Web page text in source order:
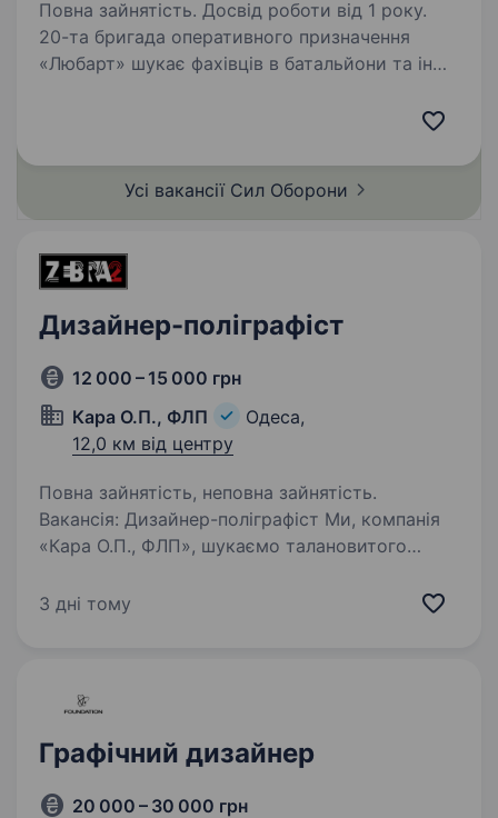
Повна зайнятість. Досвід роботи від 1 року.
20-та бригада оперативного призначення
«Любарт» шукає фахівців в батальйони та інші
Усі вакансії Сил Оборони
Дизайнер-поліграфіст
12 000 – 15 000 грн
Кара О.П., ФЛП
Одеса,
12,0 км від центру
Повна зайнятість, неповна зайнятість.
Вакансія: Дизайнер-поліграфіст Ми, компанія
«Кара О.П., ФЛП», шукаємо талановитого
роботи в нашому офісі в місті Одеса. Наша
3 дні тому
Графічний дизайнер
20 000 – 30 000 грн